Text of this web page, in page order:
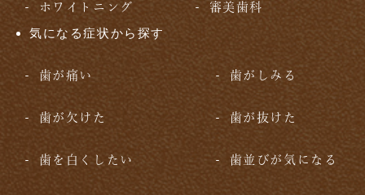
ホワイトニング 審美歯科
気になる症状から探す
歯が痛い 歯がしみる
歯が欠けた 歯が抜けた
歯を白くしたい 歯並びが気になる